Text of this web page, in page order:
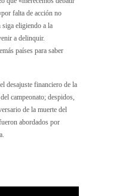
falta de acción no
eligiendo a la
a delinquir.
países para saber
desajuste financiero de la
campeonato; despidos,
de la muerte del
abordados por